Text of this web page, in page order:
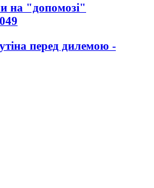
на "допомозі"
перед дилемою -